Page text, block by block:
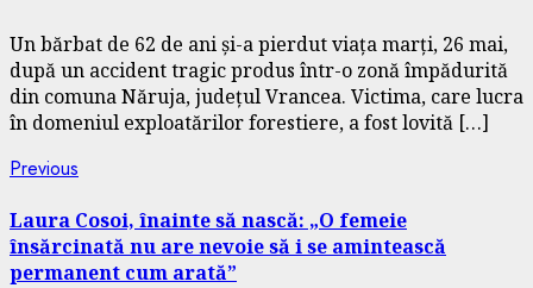
Un bărbat de 62 de ani și-a pierdut viața marți, 26 mai,
după un accident tragic produs într-o zonă împădurită
din comuna Năruja, județul Vrancea. Victima, care lucra
în domeniul exploatărilor forestiere, a fost lovită […]
Continue
Reading
Previous
Laura Cosoi, înainte să nască: „O femeie
însărcinată nu are nevoie să i se amintească
permanent cum arată”